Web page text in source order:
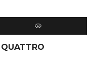
QUICK VIEW